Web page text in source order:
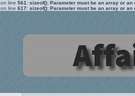
on line 561 : sizeof(): Parameter must be an array or
on line 617: sizeof(): Parameter must be an array or